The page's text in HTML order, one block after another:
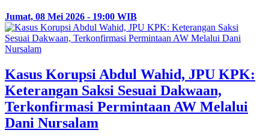
Jumat, 08 Mei 2026 - 19:00 WIB
Kasus Korupsi Abdul Wahid, JPU KPK:
Keterangan Saksi Sesuai Dakwaan,
Terkonfirmasi Permintaan AW Melalui
Dani Nursalam